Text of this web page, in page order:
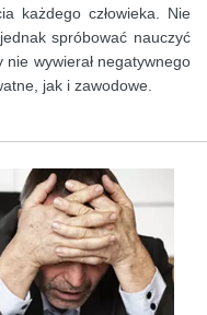
każdego człowieka. Nie
spróbować nauczyć
wywierał negatywnego
jak i zawodowe.